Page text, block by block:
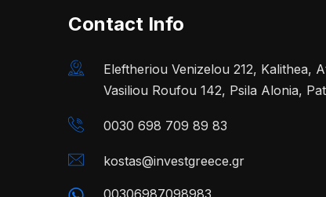
Contact Info
Eleftheriou Venizelou 212, Kalithea,
Vasiliou Roufou 142, Psila Alonia,
0030 698 709 89 83
kostas@investgreece.gr